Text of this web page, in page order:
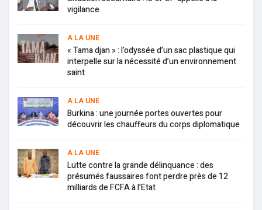
vigilance
A LA UNE
« Tama djan » : l’odyssée d’un sac plastique qui
interpelle sur la nécessité d’un environnement
saint
A LA UNE
Burkina : une journée portes ouvertes pour
découvrir les chauffeurs du corps diplomatique
A LA UNE
Lutte contre la grande délinquance : des
présumés faussaires font perdre près de 12
milliards de FCFA à l’Etat